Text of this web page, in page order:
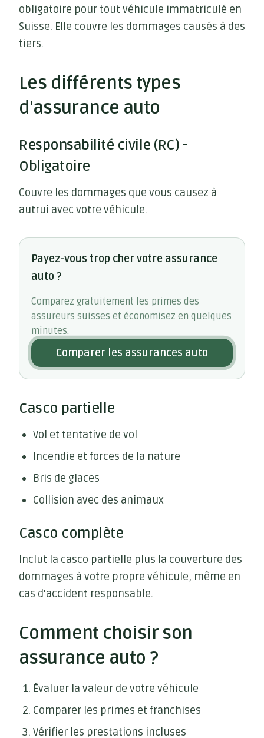
obligatoire pour tout véhicule immatriculé en
Suisse. Elle couvre les dommages causés à des
tiers.
Les différents types
d'assurance auto
Responsabilité civile (RC) -
Obligatoire
Couvre les dommages que vous causez à
autrui avec votre véhicule.
Payez-vous trop cher votre assurance
auto ?
Comparez gratuitement les primes des
assureurs suisses et économisez en quelques
minutes.
Comparer les assurances auto
Casco partielle
Vol et tentative de vol
Incendie et forces de la nature
Bris de glaces
Collision avec des animaux
Casco complète
Inclut la casco partielle plus la couverture des
dommages à votre propre véhicule, même en
cas d'accident responsable.
Comment choisir son
assurance auto ?
Évaluer la valeur de votre véhicule
Comparer les primes et franchises
Vérifier les prestations incluses